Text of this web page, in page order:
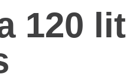
120